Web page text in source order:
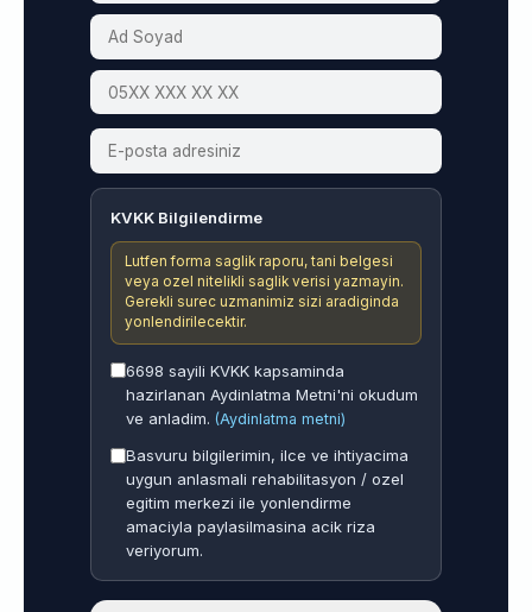
KVKK Bilgilendirme
Lutfen forma saglik raporu, tani belgesi
veya ozel nitelikli saglik verisi yazmayin.
Gerekli surec uzmanimiz sizi aradiginda
yonlendirilecektir.
6698 sayili KVKK kapsaminda
hazirlanan Aydinlatma Metni'ni okudum
ve anladim. (Aydinlatma metni)
Basvuru bilgilerimin, ilce ve ihtiyacima
uygun anlasmali rehabilitasyon / ozel
egitim merkezi ile yonlendirme
amaciyla paylasilmasina acik riza
veriyorum.